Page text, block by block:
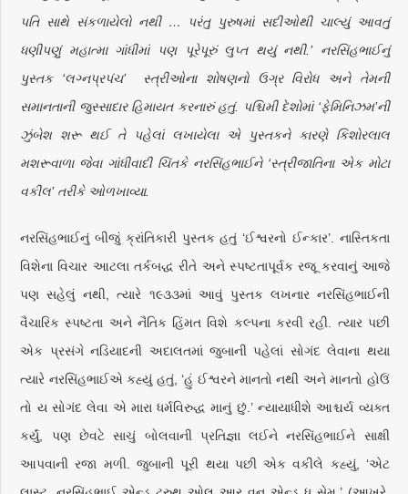
પતિ સાથે સંકળાયેલો નથી … પરંતુ પુરુષમાં સદીઓથી ચાલ્યું આવતું
ધણીપણું મહાત્મા ગાંધીમાં પણ પૂરેપૂરું લુપ્ત થયું નથી.’ નરસિંહભાઈનું
પુસ્તક ‘લગ્નપ્રપંચ’ સ્ત્રીઓના શોષણનો ઉગ્ર વિરોધ અને તેમની
સમાનતાની જુસ્સાદાર હિમાયત કરનારું હતું. પશ્ચિમી દેશોમાં ‘ફેમિનિઝમ’ની
ઝુંબેશ શરૂ થઈ તે પહેલાં લખાયેલા એ પુસ્તકને કારણે કિશોરલાલ
મશરૂવાળા જેવા ગાંધીવાદી ચિંતકે નરસિંહભાઈને ‘સ્ત્રીજાતિના એક મોટા
વકીલ’ તરીકે ઓળખાવ્યા.
નરસિંહભાઈનું બીજું ક્રાંતિકારી પુસ્તક હતું ‘ઈશ્વરનો ઈન્કાર’. નાસ્તિકતા
વિશેના વિચાર આટલા તર્કબદ્ધ રીતે અને સ્પષ્ટતાપૂર્વક રજૂ કરવાનું આજે
પણ સહેલું નથી, ત્યારે ૧૯૩૩માં આવું પુસ્તક લખનાર નરસિંહભાઈની
વૈચારિક સ્પષ્ટતા અને નૈતિક હિંમત વિશે કલ્પના કરવી રહી. ત્યાર પછી
એક પ્રસંગે નડિયાદની અદાલતમાં જુબાની પહેલાં સોગંદ લેવાના થયા
ત્યારે નરસિંહભાઈએ કહ્યું હતું, ‘હું ઈશ્વરને માનતો નથી અને માનતો હોઉં
તો ય સોગંદ લેવા એ મારા ધર્મવિરુદ્ધ માનું છું.’ ન્યાયાધીશે આશ્ચર્ય વ્યક્ત
કર્યું, પણ છેવટે સાચું બોલવાની પ્રતિજ્ઞા લઈને નરસિંહભાઈને સાક્ષી
આપવાની રજા મળી. જુબાની પૂરી થયા પછી એક વકીલે કહ્યું, ‘એટ